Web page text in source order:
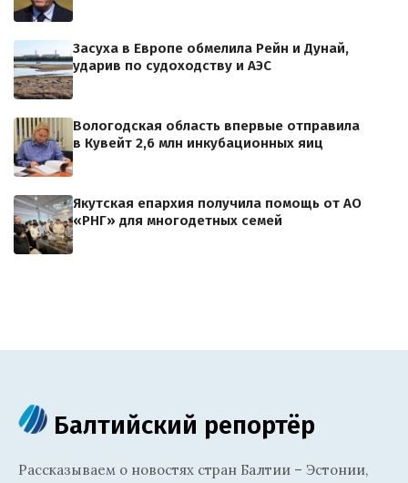
Засуха в Европе обмелила Рейн и Дунай,
ударив по судоходству и АЭС
Вологодская область впервые отправила
в Кувейт 2,6 млн инкубационных яиц
Якутская епархия получила помощь от АО
«РНГ» для многодетных семей
Балтийский репортёр
Рассказываем о новостях стран Балтии – Эстонии,